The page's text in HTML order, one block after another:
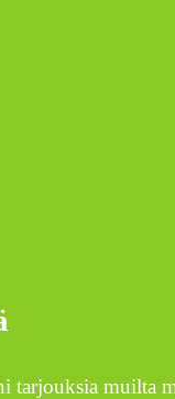
tarjouksia